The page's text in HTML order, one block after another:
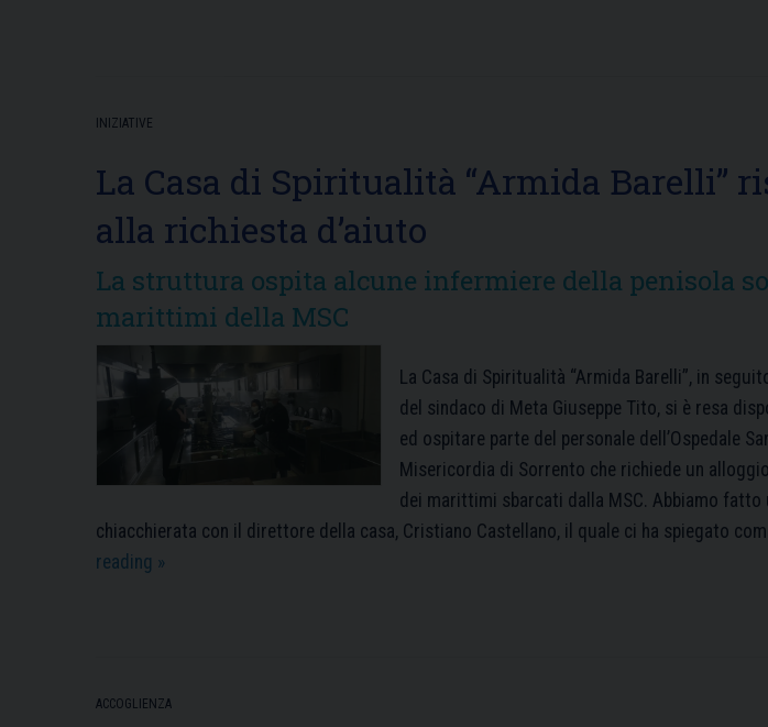
INIZIATIVE
La Casa di Spiritualità “Armida Barelli”
alla richiesta d’aiuto
La struttura ospita alcune infermiere della penisola
marittimi della MSC
La Casa di Spiritualità “Armida Barelli”, in
del sindaco di Meta Giuseppe Tito, si è resa
ed ospitare parte del personale dell’Ospedale
Misericordia di Sorrento che richiede un
dei marittimi sbarcati dalla MSC. Abbiamo fatto
chiacchierata con il direttore della casa, Cristiano Castellano, il quale ci ha spiegato
reading La
Barelli”
»
ACCOGLIENZA